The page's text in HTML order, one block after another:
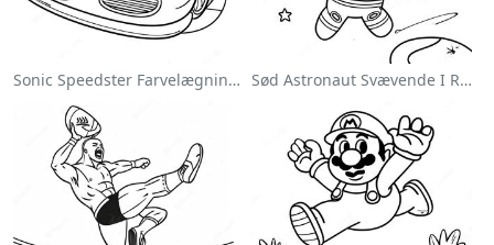
Sonic Speedster Farvelægningsside Sød Astronaut Svævende I Rummet Farvelægningsside